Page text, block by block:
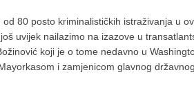
od 80 posto kriminalističkih istraživanja u
uvijek nailazimo na izazove u
koji je o tome nedavno u
i zamjenicom glavnog